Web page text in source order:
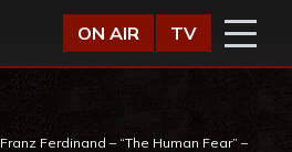
ON AIR TV
Franz Ferdinand – “The Human Fear” –